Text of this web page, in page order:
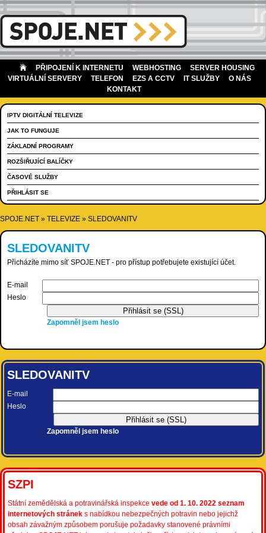
PŘIPOJENÍ K INTERNETU WEBHOSTING
SERVER HOUSING
VIRTUÁLNÍ SERVERY
TELEFON EZS A CCTV IT SLUŽBY
O NÁS
KONTAKT
IPTV DIGITÁLNÍ TELEVIZE
JAK TO FUNGUJE
ZÁKLADNÍ PROGRAMY
ROZŠIŘUJÍCÍ BALÍČKY
ČASOVÉ SLUŽBY
PŘIHLÁSIT SE
SPOJE.NET » TELEVIZE » SLEDOVANITV
SLEDOVANITV
Přicházíte mimo síť SPOJE.NET - pro přístup potřebujete existující účet.
E-mail
Heslo
Zapomněl jsem heslo
SLEDOVANITV
E-mail
Heslo
Zapomněl jsem heslo
SZPI
Státní zemědělská a potravinářská inspekce vede od 1. 10. 2022 seznam
internetových stránek s nabídkou nebezpečných potravin nebo jejichž
obsah závažným způsobem porušuje požadavky stanovené právními